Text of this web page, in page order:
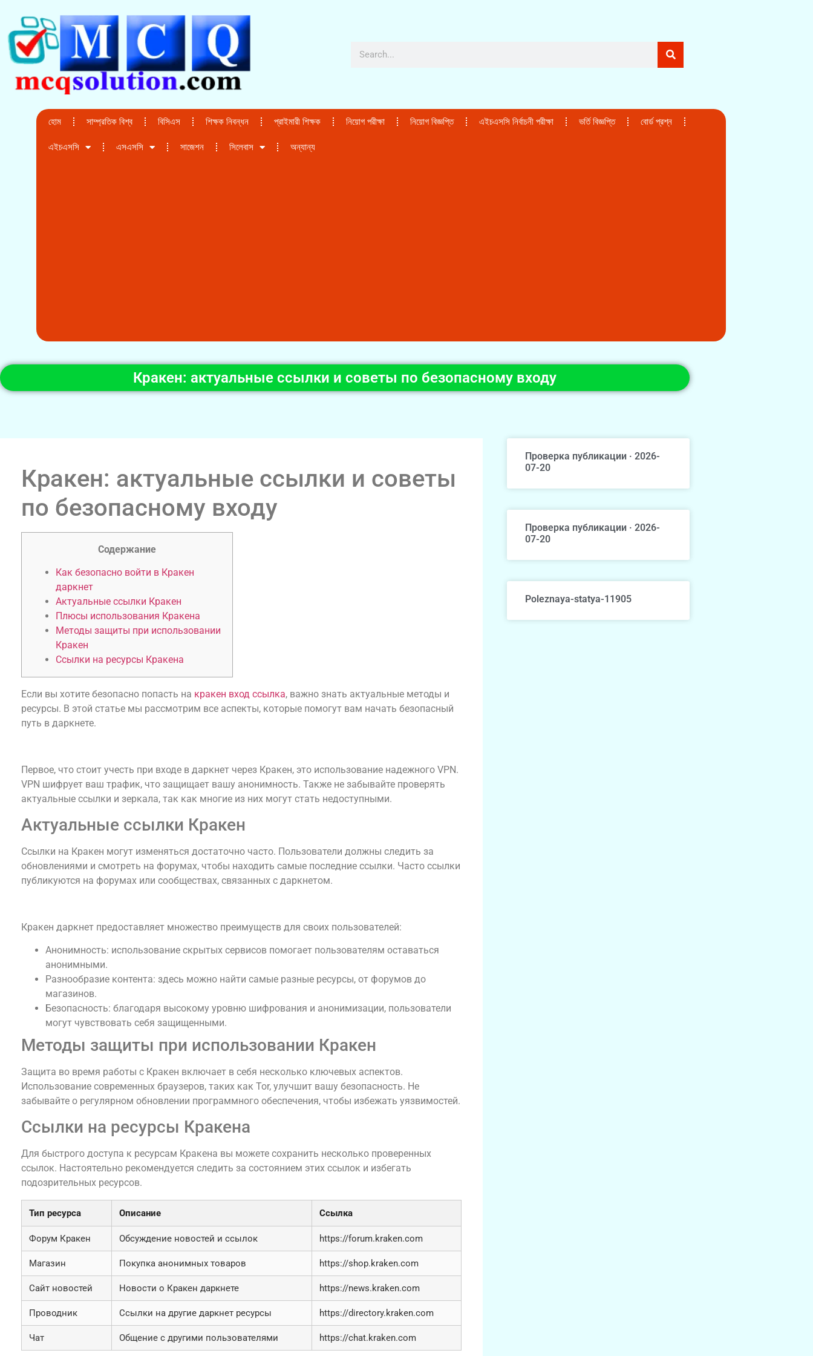
হোম সাম্প্রতিক বিশ্ব বিসিএস শিক্ষক নিবন্ধন প্রাইমারী শিক্ষক নিয়োগ পরীক্ষা নিয়োগ বিজ্ঞপ্তি এইচএসসি নির্বাচনী পরীক্ষা ভর্তি বিজ্ঞপ্তি বোর্ড প্রশ্ন
এইচএসসি এসএসসি সাজেশন সিলেবাস অন্যান্য
Кракен: актуальные ссылки и советы по безопасному входу
Кракен: актуальные ссылки и советы
по безопасному входу
Содержание
Как безопасно войти в Кракен
даркнет
Актуальные ссылки Кракен
Плюсы использования Кракена
Методы защиты при использовании
Кракен
Ссылки на ресурсы Кракена
Если вы хотите безопасно попасть на кракен вход ссылка, важно знать актуальные методы и
ресурсы. В этой статье мы рассмотрим все аспекты, которые помогут вам начать безопасный
путь в даркнете.
Первое, что стоит учесть при входе в даркнет через Кракен, это использование надежного VPN.
VPN шифрует ваш трафик, что защищает вашу анонимность. Также не забывайте проверять
актуальные ссылки и зеркала, так как многие из них могут стать недоступными.
Актуальные ссылки Кракен
Ссылки на Кракен могут изменяться достаточно часто. Пользователи должны следить за
обновлениями и смотреть на форумах, чтобы находить самые последние ссылки. Часто ссылки
публикуются на форумах или сообществах, связанных с даркнетом.
Кракен даркнет предоставляет множество преимуществ для своих пользователей:
Анонимность: использование скрытых сервисов помогает пользователям оставаться
анонимными.
Разнообразие контента: здесь можно найти самые разные ресурсы, от форумов до
магазинов.
Безопасность: благодаря высокому уровню шифрования и анонимизации, пользователи
могут чувствовать себя защищенными.
Методы защиты при использовании Кракен
Защита во время работы с Кракен включает в себя несколько ключевых аспектов.
Использование современных браузеров, таких как Tor, улучшит вашу безопасность. Не
забывайте о регулярном обновлении программного обеспечения, чтобы избежать уязвимостей.
Ссылки на ресурсы Кракена
Для быстрого доступа к ресурсам Кракена вы можете сохранить несколько проверенных
ссылок. Настоятельно рекомендуется следить за состоянием этих ссылок и избегать
подозрительных ресурсов.
Тип ресурса Описание Ссылка
Форум Кракен Обсуждение новостей и ссылок https://forum.kraken.com
Магазин Покупка анонимных товаров https://shop.kraken.com
Сайт новостей Новости о Кракен даркнете https://news.kraken.com
Проводник Ссылки на другие даркнет ресурсы https://directory.kraken.com
Чат Общение с другими пользователями https://chat.kraken.com
Проверка публикации · 2026-
07-20
Проверка публикации · 2026-
07-20
Poleznaya-statya-11905